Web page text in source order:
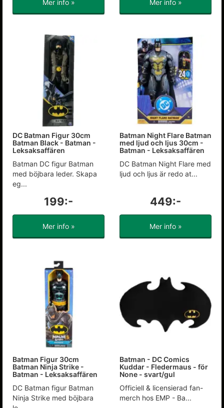
Mer info » Mer info »
DC Batman Figur 30cm
Batman Black - Batman -
Leksaksaffären
Batman DC figur Batman
med böjbara leder. Skapa
eg...
199:-
Mer info »
Batman Night Flare Batman
med ljud och ljus 30cm -
Batman - Leksaksaffären
DC Batman Night Flare med
ljud och ljus är redo at...
449:-
Mer info »
Batman Figur 30cm
Batman Ninja Strike -
Batman - Leksaksaffären
DC Batman figur Batman
Ninja Strike med böjbara
Batman - DC Comics
Kuddar - Fledermaus - för
None - svart/gul
Officiell & licensierad fan-
merch hos EMP - Ba...